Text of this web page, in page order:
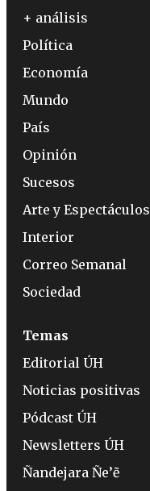
+ análisis
Política
Economía
Mundo
País
Opinión
Sucesos
Arte y Espectáculos
Interior
Correo Semanal
Sociedad
Temas
Editorial ÚH
Noticias positivas
Pódcast ÚH
Newsletters ÚH
Ñandejara Ñe’ẽ